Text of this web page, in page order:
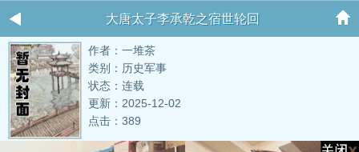
大唐太子李承乾之宿世轮回
作者：一堆茶
类别：历史军事
状态：连载
更新：2025-12-02
点击：389